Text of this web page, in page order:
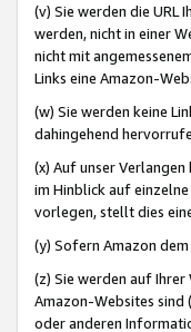
(v) Sie werden die URL
werden, nicht in einer
nicht mit
Links eine Amazon-
(w) Sie werden keine
dahingehend
(x) Auf unser
im Hinblick auf
vorlegen, stellt dies
(y) Sofern Amazon
(z) Sie werden auf
Amazon-Websites sind
oder anderen